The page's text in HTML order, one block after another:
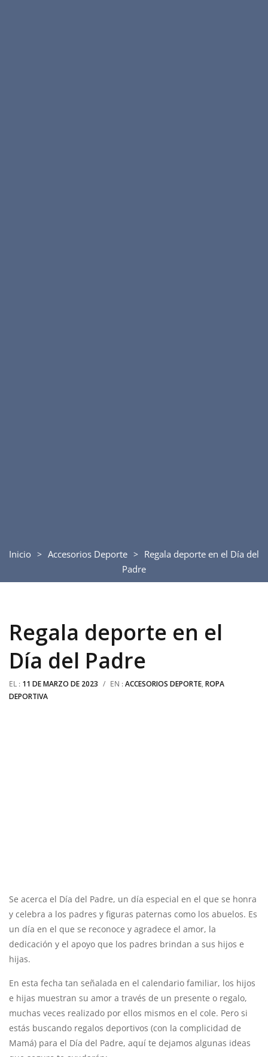
Inicio Accesorios Deporte
Regala deporte en el Día del
Padre
Regala deporte en el
Día del Padre
EL : 11 DE MARZO DE 2023 / EN :ACCESORIOS DEPORTE, ROPA
DEPORTIVA
Se acerca el Día del Padre, un día especial en el que se honra
y celebra a los padres y figuras paternas como los abuelos. Es
un día en el que se reconoce y agradece el amor, la
dedicación y el apoyo que los padres brindan a sus hijos e
hijas.
En esta fecha tan señalada en el calendario familiar, los hijos
e hijas muestran su amor a través de un presente o regalo,
muchas veces realizado por ellos mismos en el cole. Pero si
estás buscando regalos deportivos (con la complicidad de
Mamá) para el Día del Padre, aquí te dejamos algunas ideas